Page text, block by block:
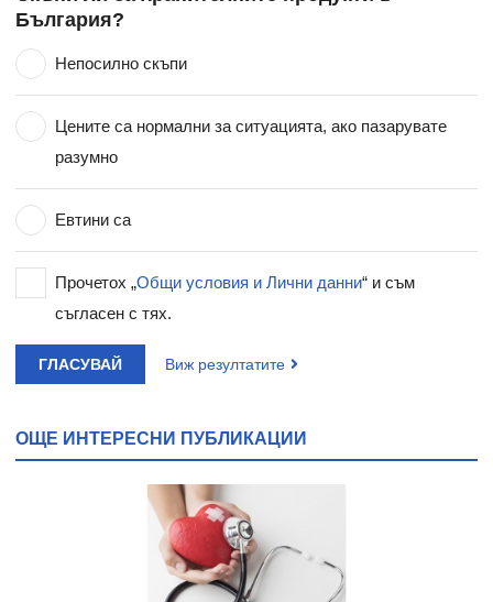
България?
Непосилно скъпи
Цените са нормални за ситуацията, ако пазарувате
разумно
Евтини са
Прочетох „Общи условия и Лични данни“ и съм
съгласен с тях.
ГЛАСУВАЙ Виж резултатите
ОЩЕ ИНТЕРЕСНИ ПУБЛИКАЦИИ